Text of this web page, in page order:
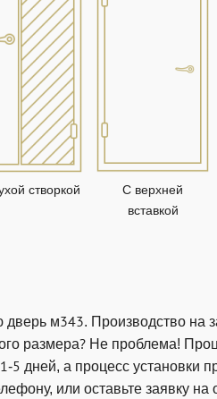
створкой
С верхней
вставкой
м343. Производство на
размера? Не проблема!
5 дней, а процесс установки
или оставьте заявку на